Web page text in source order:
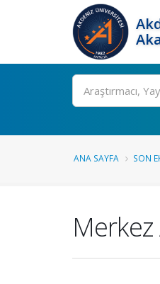
Ara
ANA SAYFA SON